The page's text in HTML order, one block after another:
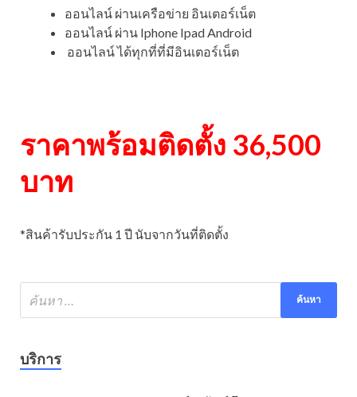
ออนไลน์ ผ่านเครือข่าย อินเตอร์เน็ต
ออนไลน์ ผ่าน Iphone Ipad Android
ออนไลน์ ได้ทุกที่ที่มีอินเตอร์เน็ต
ราคาพร้อมติดตั้ง 36,500
บาท
*สินค้ารับประกัน 1 ปี นับจากวันที่ติดตั้ง
บริการ